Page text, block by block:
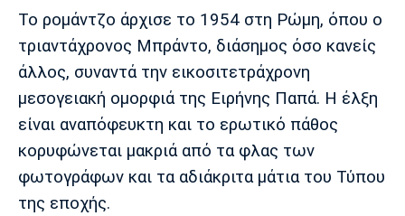
Πολιτισμός
Τραγούδια
Cine Spot
Running
Media
Πρόγραμμα TV
Ιωνικός Κηφισιά Πανσερραϊκός
Μπαρτσελόνα
Το ρομάντζο άρχισε το 1954 στη Ρώμη, όπου ο
τριαντάχρονος Μπράντο, διάσημος όσο κανείς
άλλος, συναντά την εικοσιτετράχρονη
μεσογειακή ομορφιά της Ειρήνης Παπά. Η έλξη
είναι αναπόφευκτη και το ερωτικό πάθος
κορυφώνεται μακριά από τα φλας των
φωτογράφων και τα αδιάκριτα μάτια του Τύπου
της εποχής.